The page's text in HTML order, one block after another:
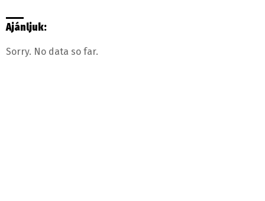
Ajánljuk:
Sorry. No data so far.